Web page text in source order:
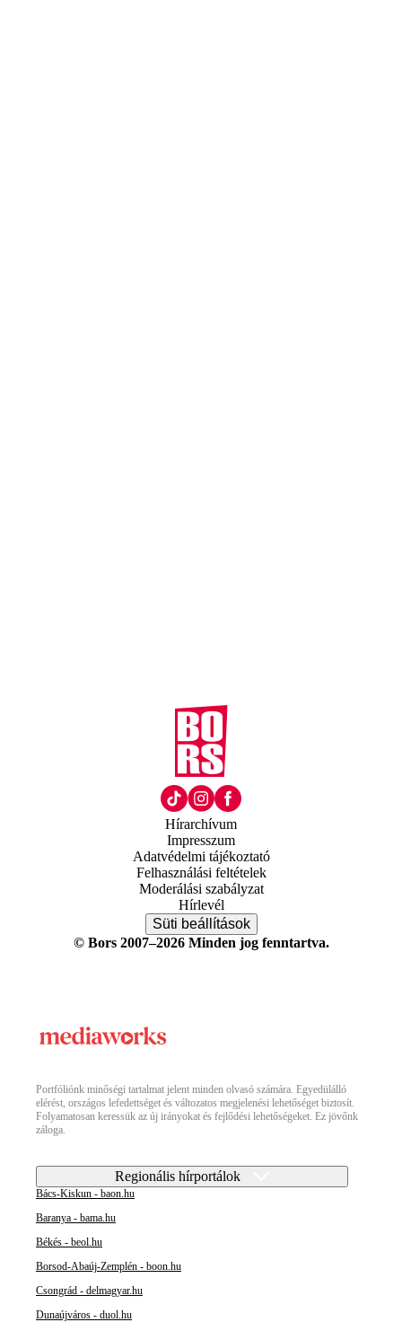
Hírarchívum
Impresszum
Adatvédelmi tájékoztató
Felhasználási feltételek
Moderálási szabályzat
Hírlevél
Süti beállítások
© Bors 2007–2026 Minden jog fenntartva.
Portfóliónk minőségi tartalmat jelent minden olvasó számára. Egyedülálló
elérést, országos lefedettséget és változatos megjelenési lehetőséget biztosít.
Folyamatosan keressük az új irányokat és fejlődési lehetőségeket. Ez jövőnk
záloga.
Regionális hírportálok
Bács-Kiskun - baon.hu
Baranya - bama.hu
Békés - beol.hu
Borsod-Abaúj-Zemplén - boon.hu
Csongrád - delmagyar.hu
Dunaújváros - duol.hu